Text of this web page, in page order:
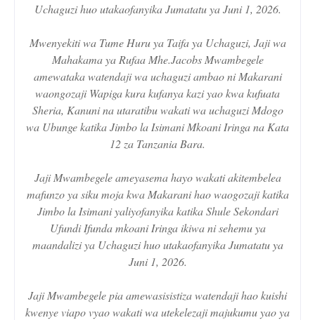
Uchaguzi huo utakaofanyika Jumatatu ya Juni 1, 2026.
Mwenyekiti wa Tume Huru ya Taifa ya Uchaguzi, Jaji wa
Mahakama ya Rufaa Mhe.Jacobs Mwambegele
amewataka watendaji wa uchaguzi ambao ni Makarani
waongozaji Wapiga kura kufanya kazi yao kwa kufuata
Sheria, Kanuni na utaratibu wakati wa uchaguzi Mdogo
wa Ubunge katika Jimbo la Isimani Mkoani Iringa na Kata
12 za Tanzania Bara.
Jaji Mwambegele ameyasema hayo wakati akitembelea
mafunzo ya siku moja kwa Makarani hao waogozaji katika
Jimbo la Isimani yaliyofanyika katika Shule Sekondari
Ufundi Ifunda mkoani Iringa ikiwa ni sehemu ya
maandalizi ya Uchaguzi huo utakaofanyika Jumatatu ya
Juni 1, 2026.
Jaji Mwambegele pia amewasisistiza watendaji hao kuishi
kwenye viapo vyao wakati wa utekelezaji majukumu yao ya